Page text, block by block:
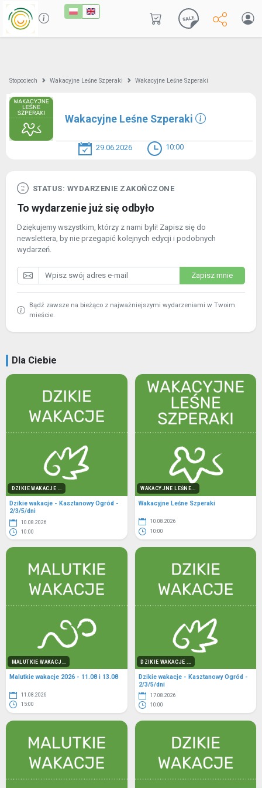
Stopociech Wakacyjne Leśne Szperaki Wakacyjne Leśne Szperaki
Wakacyjne Leśne Szperaki
29.06.2026 10:00
STATUS: WYDARZENIE ZAKOŃCZONE
To wydarzenie już się odbyło
Dziękujemy wszystkim, którzy z nami byli! Zapisz się do
newslettera, by nie przegapić kolejnych edycji i podobnych
wydarzeń.
Zapisz mnie
Bądź zawsze na bieżąco z najważniejszymi wydarzeniami w Twoim
mieście.
Dla Ciebie
DZIKIE WAKACJE ...
Dzikie wakacje - Kasztanowy Ogród -
2/3/5/dni
10.08.2026
10:00
WAKACYJNE LEŚNE...
Wakacyjne Leśne Szperaki
10.08.2026
10:00
MALUTKIE WAKACJ...
Malutkie wakacje 2026 - 11.08 i 13.08
11.08.2026
15:00
DZIKIE WAKACJE ...
Dzikie wakacje - Kasztanowy Ogród -
2/3/5/dni
17.08.2026
10:00